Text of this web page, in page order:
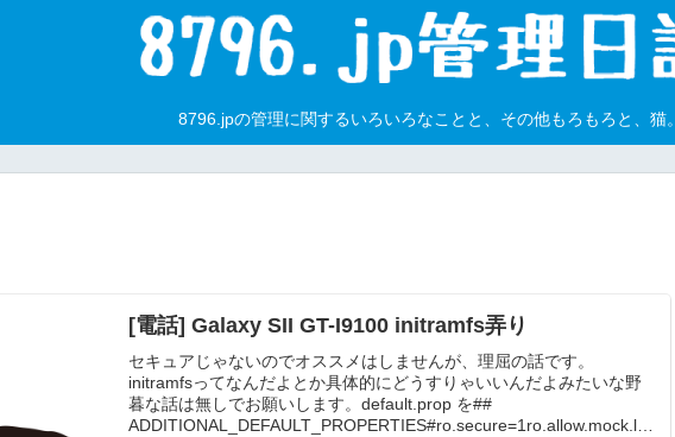
8796.jpの管理に関するいろいろなことと、その他もろもろと、猫。
[電話] Galaxy SII GT-I9100 initramfs弄り
セキュアじゃないのでオススメはしませんが、理屈の話です。
initramfsってなんだよとか具体的にどうすりゃいいんだよみたいな野
暮な話は無しでお願いします。default.prop を##
ADDITIONAL_DEFAULT_PROPERTIES#ro.secure=1ro.allow.mock.loc